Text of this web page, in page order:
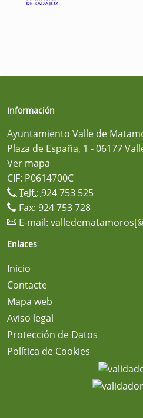
Información
Ayuntamiento Valle de
Plaza de España, 1 - 06177
Ver mapa
CIF: P0614700C
Telf.: 924 753 525
Fax: 924 753 728
E-mail:
Enlaces
Inicio
Contacte
Mapa web
Aviso legal
Protección de Datos
Política de Cookies